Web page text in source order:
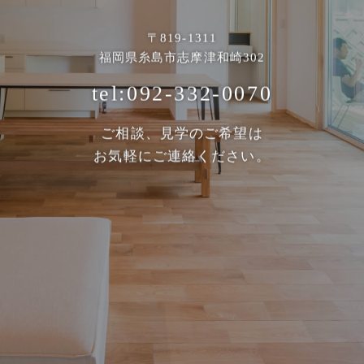
〒819-1311
福岡県糸島市志摩津和崎302
tel:092-332-0070
ご相談、見学のご希望は
お気軽にご連絡ください。